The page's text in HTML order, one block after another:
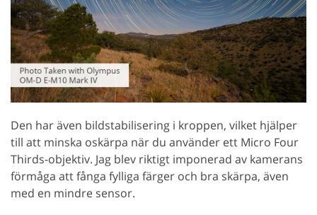
Den har även bildstabilisering i kroppen, vilket hjälper
till att minska oskärpa när du använder ett Micro Four
Thirds-objektiv. Jag blev riktigt imponerad av kamerans
förmåga att fånga fylliga färger och bra skärpa, även
med en mindre sensor.